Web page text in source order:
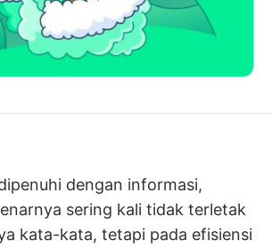
dengan informasi,
sering kali tidak terletak
kata-kata, tetapi pada efisiensi